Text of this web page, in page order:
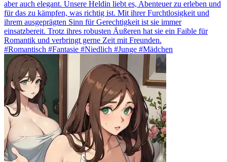
aber auch elegant. Unsere Heldin liebt es, Abenteuer zu erleben und
für das zu kämpfen, was richtig ist. Mit ihrer Furchtlosigkeit und
ihrem ausgeprägten Sinn für Gerechtigkeit ist sie immer
einsatzbereit. Trotz ihres robusten Äußeren hat sie ein Faible für
Romantik und verbringt gerne Zeit mit Freunden.
#Romantisch #Fantasie #Niedlich #Junge #Mädchen